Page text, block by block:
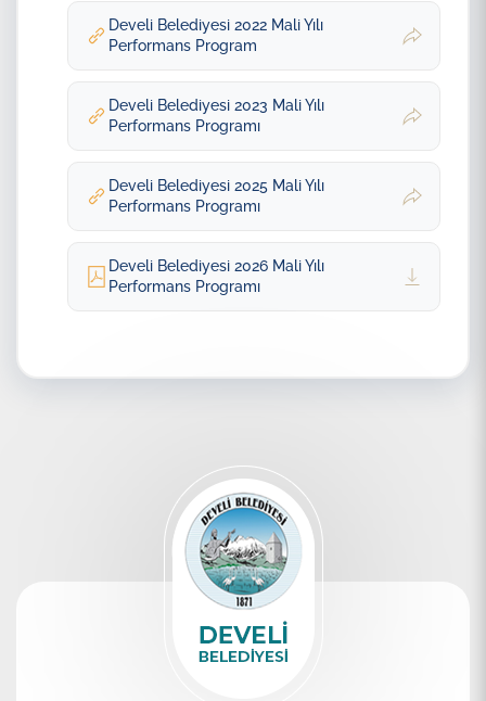
Develi Belediyesi 2022 Mali Yılı
Performans Program
Develi Belediyesi 2023 Mali Yılı
Performans Programı
Develi Belediyesi 2025 Mali Yılı
Performans Programı
Develi Belediyesi 2026 Mali Yılı
Performans Programı